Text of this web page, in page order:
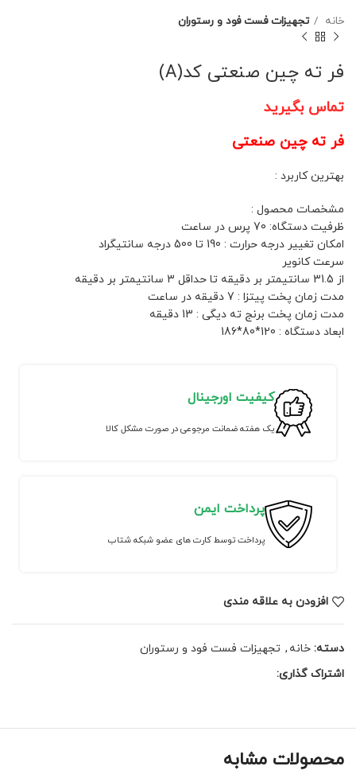
خانه تجهیزات فست فود و رستوران
فر ته چین صنعتی کد(A)
تماس بگیرید
فر ته چین صنعتی
بهترین کاربرد :
مشخصات محصول :
ظرفیت دستگاه: 70 پرس در ساعت
امکان تغییر درجه حرارت : 190 تا 500 درجه سانتیگراد
سرعت کانویر
از 31.5 سانتیمتر بر دقیقه تا حداقل 3 سانتیمتر بر دقیقه
مدت زمان پخت پیتزا : 7 دقیقه در ساعت
مدت زمان پخت برنج ته دیگی : 13 دقیقه
ابعاد دستگاه : 120*80*186
کیفیت اورجینال
یک هفته ضمانت مرجوعی در صورت مشکل کالا
پرداخت ایمن
پرداخت توسط کارت های عضو شبکه شتاب
افزودن به علاقه مندی
دسته: خانه , تجهیزات فست فود و رستوران
اشتراک گذاری:
محصولات مشابه